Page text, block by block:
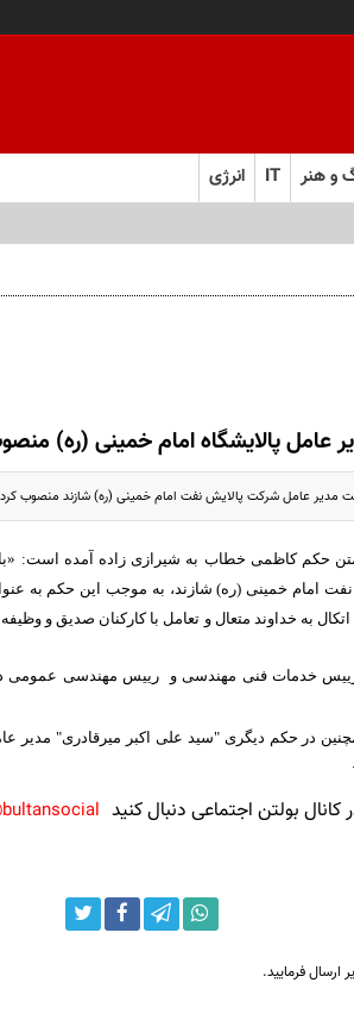
و هنر IT انرژی
عامل پالایشگاه امام خمینی (ره)
مدیر عامل شرکت پالایش نفت امام خمینی (ره) شازند منصوب
متن حکم کاظمی خطاب به شیرازی زاده آمده است: «با
امام خمینی (ره) شازند، به موجب این حکم به
به خداوند متعال و تعامل با کارکنان صدیق و
خدمات فنی مهندسی و
رییس مهندسی عمومی
در حکم دیگری "سید علی اکبر میرقادری" مدیر
بولتن اجتماعی دنبال کنید bultansocial@
ارسال فرمایید.